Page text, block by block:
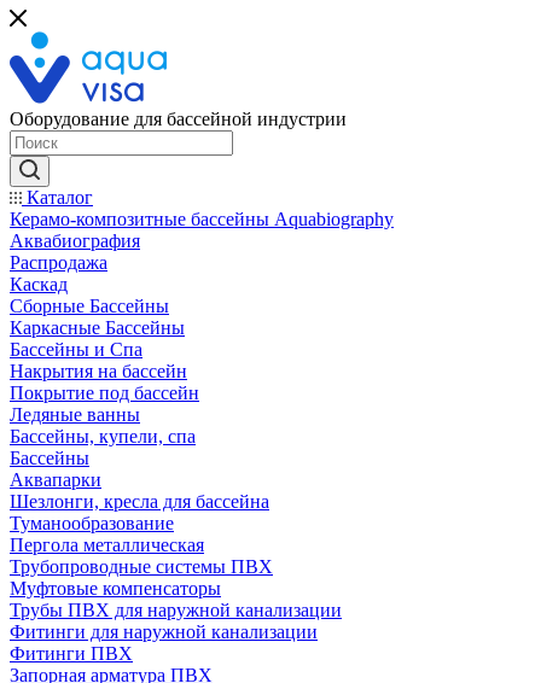
Оборудование для бассейной индустрии
Каталог
Керамо-композитные бассейны Aquabiography
Аквабиография
Распродажа
Каскад
Сборные Бассейны
Каркасные Бассейны
Бассейны и Спа
Накрытия на бассейн
Покрытие под бассейн
Ледяные ванны
Бассейны, купели, спа
Бассейны
Аквапарки
Шезлонги, кресла для бассейна
Туманообразование
Пергола металлическая
Трубопроводные системы ПВХ
Муфтовые компенсаторы
Трубы ПВХ для наружной канализации
Фитинги для наружной канализации
Фитинги ПВХ
Запорная арматура ПВХ